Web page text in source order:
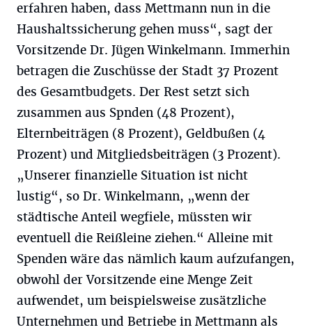
erfahren haben, dass Mettmann nun in die
Haushaltssicherung gehen muss“, sagt der
Vorsitzende Dr. Jügen Winkelmann. Immerhin
betragen die Zuschüsse der Stadt 37 Prozent
des Gesamtbudgets. Der Rest setzt sich
zusammen aus Spnden (48 Prozent),
Elternbeiträgen (8 Prozent), Geldbußen (4
Prozent) und Mitgliedsbeiträgen (3 Prozent).
„Unserer finanzielle Situation ist nicht
lustig“, so Dr. Winkelmann, „wenn der
städtische Anteil wegfiele, müssten wir
eventuell die Reißleine ziehen.“ Alleine mit
Spenden wäre das nämlich kaum aufzufangen,
obwohl der Vorsitzende eine Menge Zeit
aufwendet, um beispielsweise zusätzliche
Unternehmen und Betriebe in Mettmann als